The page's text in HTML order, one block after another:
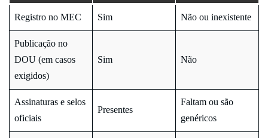
Registro no MEC Sim Não ou inexistente
Publicação no
DOU (em casos
exigidos)
Sim Não
Assinaturas e selos
oficiais
Presentes
Faltam ou são
genéricos